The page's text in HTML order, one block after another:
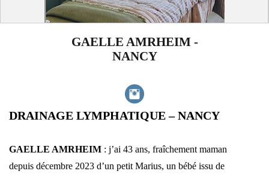
GAELLE AMRHEIM -
NANCY
DRAINAGE LYMPHATIQUE – NANCY
GAELLE AMRHEIM : j’ai 43 ans, fraîchement maman
depuis décembre 2023 d’un petit Marius, un bébé issu de